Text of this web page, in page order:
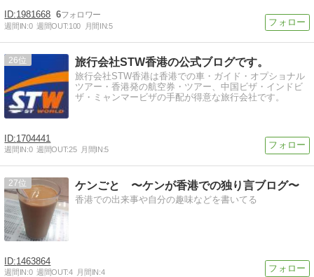
1981668 6
週間IN:0 週間OUT:100 月間IN:5
26 旅行会社STW香港の公式ブログです。
旅行会社STW香港は香港での車・ガイド・オプショナル
ツアー・香港発の航空券・ツアー、中国ビザ・インドビ
ザ・ミャンマービザの手配が得意な旅行会社です。
1704441
週間IN:0 週間OUT:25 月間IN:5
27 ケンごと 〜ケンが香港での独り言ブログ〜
香港での出来事や自分の趣味などを書いてる
1463864
週間IN:0 週間OUT:4 月間IN:4